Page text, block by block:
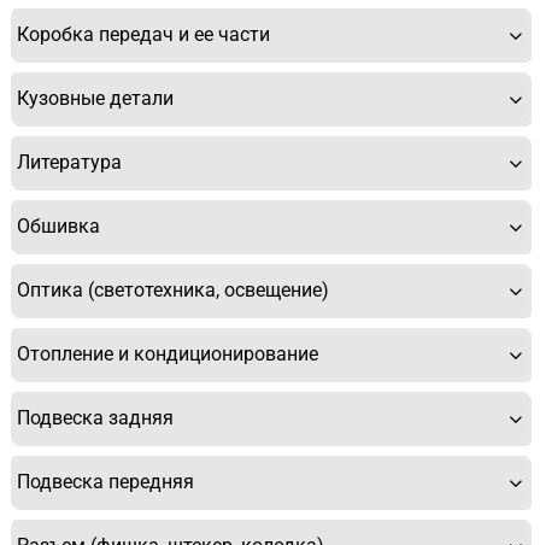
Коробка передач и ее части
Кузовные детали
Литература
Обшивка
Оптика (светотехника, освещение)
Отопление и кондиционирование
Подвеска задняя
Подвеска передняя